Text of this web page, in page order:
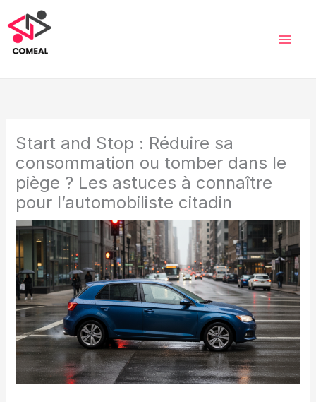
au
contenu
Start and Stop : Réduire sa
consommation ou tomber dans le
piège ? Les astuces à connaître
pour l’automobiliste citadin